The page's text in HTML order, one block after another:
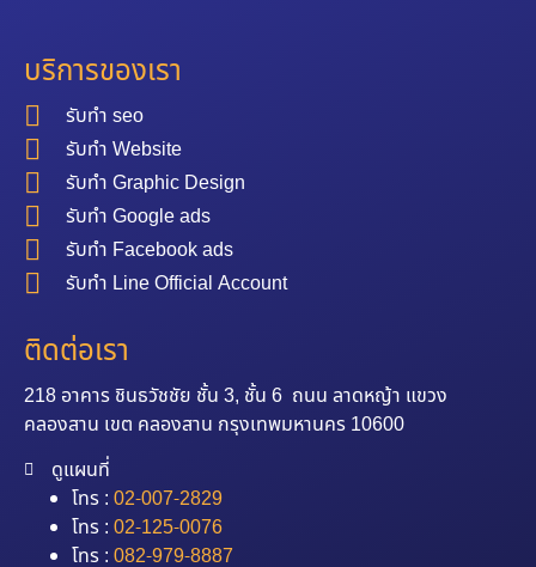
บริการของเรา
รับทำ seo
รับทำ Website
รับทำ Graphic Design
รับทำ Google ads
รับทำ Facebook ads
รับทำ Line Official Account
ติดต่อเรา
218 อาคาร ชินธวัชชัย ชั้น 3, ชั้น 6 ถนน ลาดหญ้า แขวง
คลองสาน เขต คลองสาน กรุงเทพมหานคร 10600
ดูแผนที่
โทร : 02-007-2829
โทร : 02-125-0076
โทร : 082-979-8887